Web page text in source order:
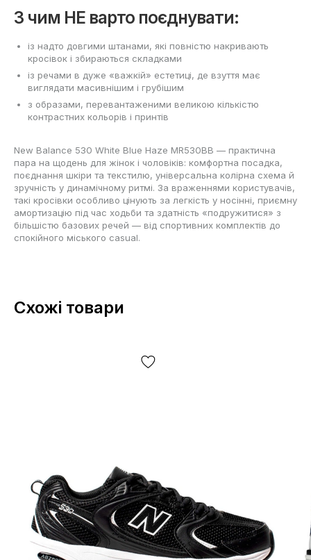
З чим НЕ варто поєднувати:
із надто довгими штанами, які повністю накривають
кросівок і збираються складками
із речами в дуже «важкій» естетиці, де взуття має
виглядати масивнішим і грубішим
з образами, перевантаженими великою кількістю
контрастних кольорів і принтів
New Balance 530 White Blue Haze MR530BB — практична
пара на щодень для жінок і чоловіків: комфортна посадка,
поєднання шкіри та текстилю, універсальна колірна схема й
зручність у динамічному ритмі. За враженнями користувачів,
такі кросівки особливо цінують за легкість у носінні, приємну
амортизацію під час ходьби та здатність «подружитися» з
більшістю базових речей — від спортивних комплектів до
спокійного міського casual.
Схожі товари